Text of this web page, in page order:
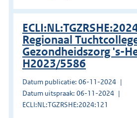
Regionaal
Gezondheidszorg 's-
H2023/5586
Datum publicatie: 06-11-2024
Datum uitspraak: 06-11-2024
ECLI:NL:TGZRSHE:2024:121